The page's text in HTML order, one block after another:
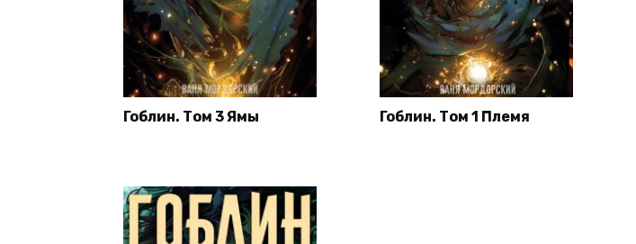
Гоблин. Том 3 Ямы Гоблин. Том 1 Племя